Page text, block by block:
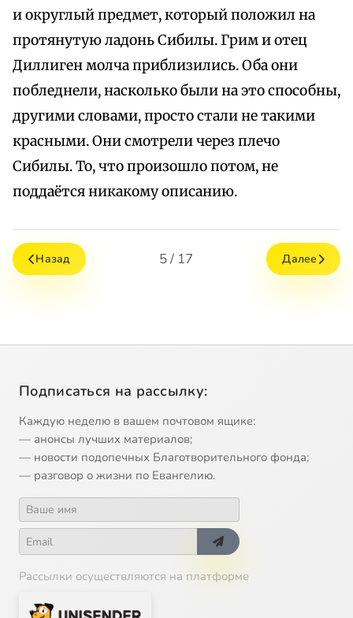
и округлый предмет, который положил на
протянутую ладонь Сибилы. Грим и отец
Диллиген молча приблизились. Оба они
побледнели, насколько были на это способны,
другими словами, просто стали не такими
красными. Они смотрели через плечо
Сибилы. То, что произошло потом, не
поддаётся никакому описанию.
Назад 5 / 17 Далее
Подписаться на рассылку:
Каждую неделю в вашем почтовом ящике:
— анонсы лучших материалов;
— новости подопечных Благотворительного фонда;
— разговор о жизни по Евангелию.
Рассылки осуществляются на платформе